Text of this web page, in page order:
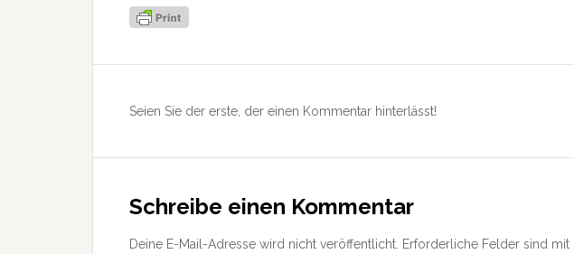
Interaktionen
Seien Sie der erste, der einen Kommentar hinterlässt!
Schreibe einen Kommentar
Deine E-Mail-Adresse wird nicht veröffentlicht. Erforderliche Felder sind mit